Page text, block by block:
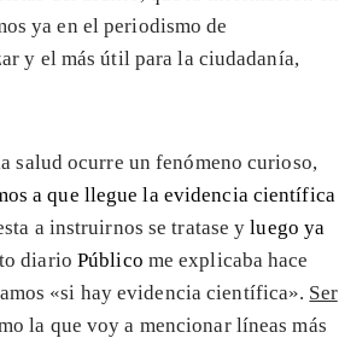
ya en el periodismo de
y el más útil para la ciudadanía,
salud ocurre un fenómeno curioso,
a que llegue la evidencia científica
a instruirnos se tratase yluego ya
diario Público me explicaba hace
«si hay evidencia científica». Ser
la que voy a mencionar líneas más